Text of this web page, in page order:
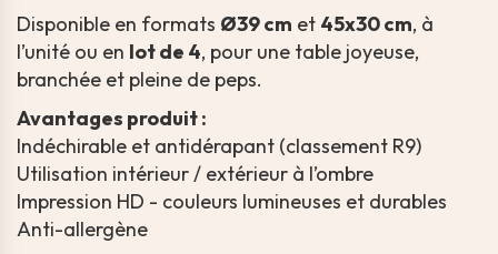
Disponible en formats Ø39 cm et 45x30 cm, à
l’unité ou en lot de 4, pour une table joyeuse,
branchée et pleine de peps.
Avantages produit :
Indéchirable et antidérapant (classement R9)
Utilisation intérieur / extérieur à l’ombre
Impression HD - couleurs lumineuses et durables
Anti-allergène